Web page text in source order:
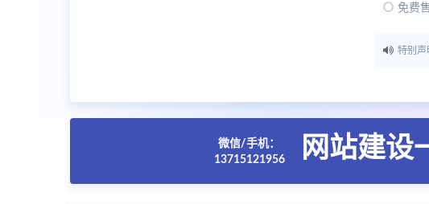
免费
特别声
微信/手机：
13715121956
网站建设